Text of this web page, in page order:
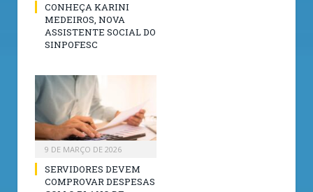
CONHEÇA KARINI
MEDEIROS, NOVA
ASSISTENTE SOCIAL DO
SINPOFESC
9 DE MARÇO DE 2026
SERVIDORES DEVEM
COMPROVAR DESPESAS